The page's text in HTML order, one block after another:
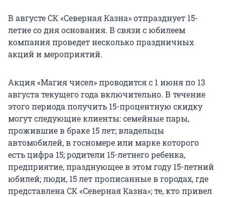
В августе СК «Северная Казна» отпразднует 15-
летие со дня основания. В связи с юбилеем
компания проведет несколько праздничных
акций и мероприятий.
Акция «Магия чисел» проводится с 1 июня по 13
августа текущего года включительно. В течение
этого периода получить 15-процентную скидку
могут следующие клиенты: семейные пары,
прожившие в браке 15 лет; владельцы
автомобилей, в госномере или марке которого
есть цифра 15; родители 15-летнего ребенка,
предприятие, празднующее в этом году 15-летний
юбилей; люди, 15 лет прописанные в городах, где
представлена СК «Северная Казна»; те, кто привел